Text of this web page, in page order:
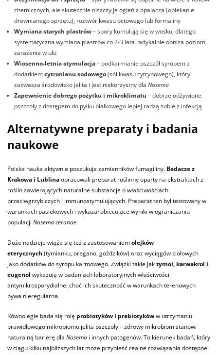
chemicznych, ale skutecznie niszczy je ogień z opalacza (opiekanie
drewnianego sprzętu), roztwór kwasu octowego lub formaliny
Wymiana starych plastrów– spory kumulują się w wosku, dlatego
systematyczna wymiana plastrów co 2-3 lata radykalnie obniża poziom
zarażenia w ulu
Wiosenno-letnia stymulacja– podkarmianie pszczół syropem z
dodatkiemcytronianu sodowego(sól kwasu cytrynowego), który
zakwasza środowisko jelita i jest niekorzystny dla Nosema
Zapewnienie dobrego pożytku i mikroklimatu – dobrze odżywione
pszczoły z dostępem do pyłku białkowego lepiej radzą sobie z infekcją
Alternatywne preparaty i badania
naukowe
Polska nauka aktywnie poszukuje zamienników fumagiliny. Badacze z
Krakowa i Lublinaopracowali preparat roślinny oparty na ekstraktach z
roślin zawierających naturalne substancje o właściwościach
przeciwgrzybiczych i immunostymulujących. Preparat ten był testowany w
warunkach pasiekowych i wykazał obiecujące wyniki w ograniczaniu
populacji Nosema ceranae.
Duże nadzieje wiąże się też z zastosowaniemolejków
eterycznych (tymianku, oregano, goździków) oraz wyciągów ziołowych
jako dodatków do syropu karmowego. Związki takie jaktymol, karwakrol i
eugenol wykazują w badaniach laboratoryjnych właściwości
antymikrosporydialne, choć ich skuteczność w warunkach terenowych
bywa nieregularna.
Równolegle bada się rolę probiotyków i prebiotykóww utrzymaniu
prawidłowego mikrobiomu jelita pszczoły – zdrowy mikrobiom stanowi
naturalną barierę dla Nosema i innych patogenów. To kierunek badań, który
w ciągu kilku najbliższych lat może przynieść realne rozwiązania dostępne